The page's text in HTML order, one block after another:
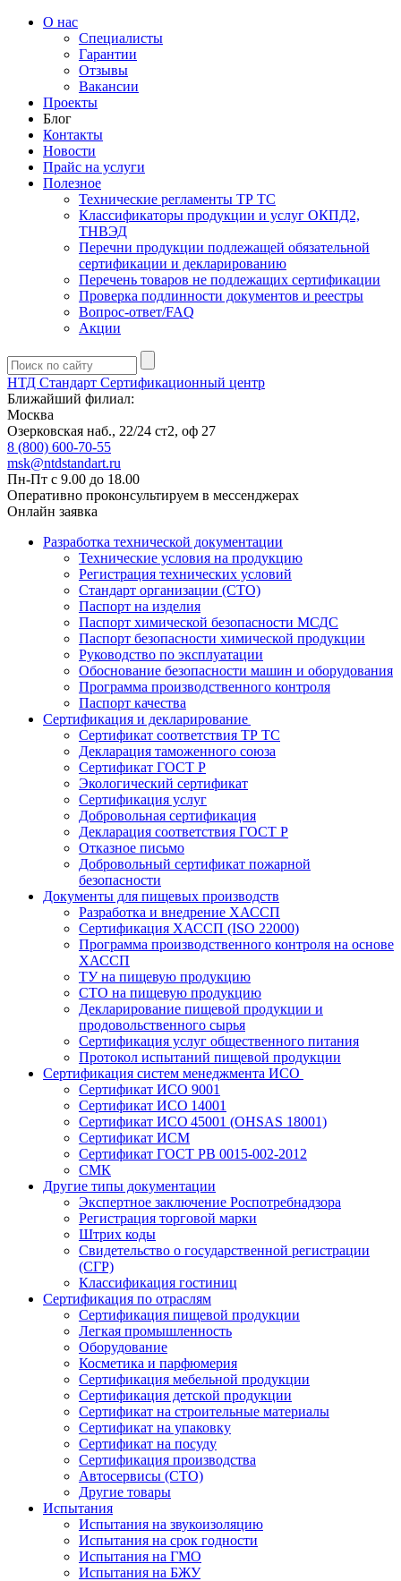
О нас
Специалисты
Гарантии
Отзывы
Вакансии
Проекты
Блог
Контакты
Новости
Прайс на услуги
Полезное
Технические регламенты ТР ТС
Классификаторы продукции и услуг ОКПД2,
ТНВЭД
Перечни продукции подлежащей обязательной
сертификации и декларированию
Перечень товаров не подлежащих сертификации
Проверка подлинности документов и реестры
Вопрос-ответ/FAQ
Акции
НТД Стандарт Сертификационный центр
Ближайший филиал:
Москва
Озерковская наб., 22/24 ст2, оф 27
8 (800) 600-70-55
msk@ntdstandart.ru
Пн-Пт с 9.00 до 18.00
Оперативно проконсультируем в мессенджерах
Онлайн заявка
Разработка технической документации
Технические условия на продукцию
Регистрация технических условий
Стандарт организации (СТО)
Паспорт на изделия
Паспорт химической безопасности МСДС
Паспорт безопасности химической продукции
Руководство по эксплуатации
Обоснование безопасности машин и оборудования
Программа производственного контроля
Паспорт качества
Сертификация и декларирование
Сертификат соответствия ТР ТС
Декларация таможенного союза
Сертификат ГОСТ Р
Экологический сертификат
Сертификация услуг
Добровольная сертификация
Декларация соответствия ГОСТ Р
Отказное письмо
Добровольный сертификат пожарной
безопасности
Документы для пищевых производств
Разработка и внедрение ХАССП
Сертификация ХАССП (ISO 22000)
Программа производственного контроля на основе
ХАССП
ТУ на пищевую продукцию
СТО на пищевую продукцию
Декларирование пищевой продукции и
продовольственного сырья
Сертификация услуг общественного питания
Протокол испытаний пищевой продукции
Сертификация систем менеджмента ИСО
Сертификат ИСО 9001
Сертификат ИСО 14001
Сертификат ИСО 45001 (OHSAS 18001)
Сертификат ИСМ
Сертификат ГОСТ РВ 0015-002-2012
СМК
Другие типы документации
Экспертное заключение Роспотребнадзора
Регистрация торговой марки
Штрих коды
Свидетельство о государственной регистрации
(СГР)
Классификация гостиниц
Сертификация по отраслям
Сертификация пищевой продукции
Легкая промышленность
Оборудование
Косметика и парфюмерия
Сертификация мебельной продукции
Сертификация детской продукции
Сертификат на строительные материалы
Сертификат на упаковку
Сертификат на посуду
Сертификация производства
Автосервисы (СТО)
Другие товары
Испытания
Испытания на звукоизоляцию
Испытания на срок годности
Испытания на ГМО
Испытания на БЖУ